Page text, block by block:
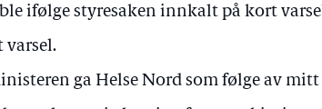
ifølge styresaken innkalt på kort
varsel.
ga Helse Nord som følge av